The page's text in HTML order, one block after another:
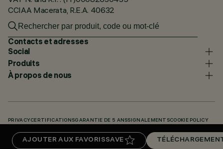
AJOUTER AUX FAVORISSAVE
CCIAA Macerata, R.E.A. 40632
Contacts et adresses
Social
Produits
À propos de nous
PRIVACY CERTIFICATIONSGARANTIE DE 5 ANSSIGNALEMENTSCOOKIE POLICY
TÉLÉCHARGEMENTS